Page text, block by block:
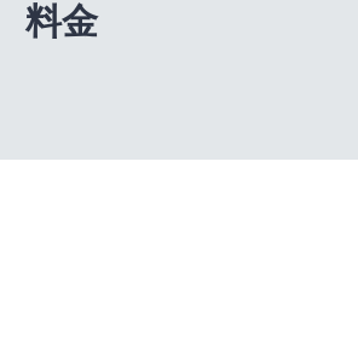
料金